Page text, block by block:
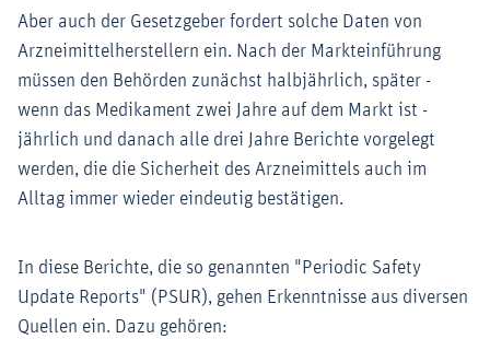
Aber auch der Gesetzgeber fordert solche Daten von
Arzneimittelherstellern ein. Nach der Markteinführung
müssen den Behörden zunächst halbjährlich, später -
wenn das Medikament zwei Jahre auf dem Markt ist -
jährlich und danach alle drei Jahre Berichte vorgelegt
werden, die die Sicherheit des Arzneimittels auch im
Alltag immer wieder eindeutig bestätigen.
In diese Berichte, die so genannten "Periodic Safety
Update Reports" (PSUR), gehen Erkenntnisse aus diversen
Quellen ein. Dazu gehören: